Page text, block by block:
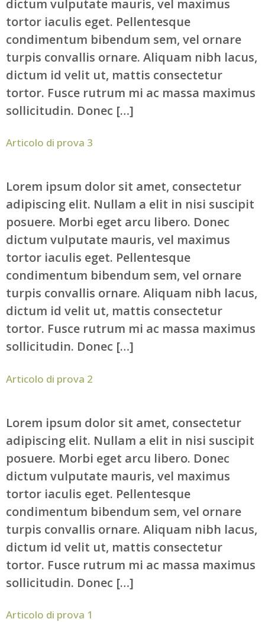
dictum vulputate mauris, vel maximus
tortor iaculis eget. Pellentesque
condimentum bibendum sem, vel ornare
turpis convallis ornare. Aliquam nibh lacus,
dictum id velit ut, mattis consectetur
tortor. Fusce rutrum mi ac massa maximus
sollicitudin. Donec […]
Articolo di prova 3
Lorem ipsum dolor sit amet, consectetur
adipiscing elit. Nullam a elit in nisi suscipit
posuere. Morbi eget arcu libero. Donec
dictum vulputate mauris, vel maximus
tortor iaculis eget. Pellentesque
condimentum bibendum sem, vel ornare
turpis convallis ornare. Aliquam nibh lacus,
dictum id velit ut, mattis consectetur
tortor. Fusce rutrum mi ac massa maximus
sollicitudin. Donec […]
Articolo di prova 2
Lorem ipsum dolor sit amet, consectetur
adipiscing elit. Nullam a elit in nisi suscipit
posuere. Morbi eget arcu libero. Donec
dictum vulputate mauris, vel maximus
tortor iaculis eget. Pellentesque
condimentum bibendum sem, vel ornare
turpis convallis ornare. Aliquam nibh lacus,
dictum id velit ut, mattis consectetur
tortor. Fusce rutrum mi ac massa maximus
sollicitudin. Donec […]
Articolo di prova 1